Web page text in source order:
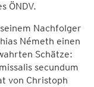
ÖNDV.
Nachfolger
Németh einen
Schätze:
secundum
von Christoph